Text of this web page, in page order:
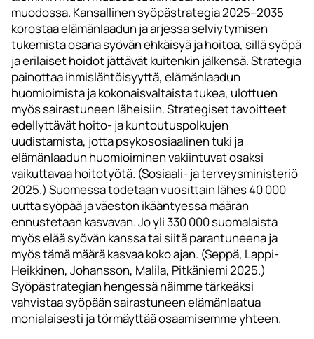
muodossa. Kansallinen syöpästrategia 2025–2035
korostaa elämänlaadun ja arjessa selviytymisen
tukemista osana syövän ehkäisyä ja hoitoa, sillä syöpä
ja erilaiset hoidot jättävät kuitenkin jälkensä. Strategia
painottaa ihmislähtöisyyttä, elämänlaadun
huomioimista ja kokonaisvaltaista tukea, ulottuen
myös sairastuneen läheisiin. Strategiset tavoitteet
edellyttävät hoito- ja kuntoutuspolkujen
uudistamista, jotta psykososiaalinen tuki ja
elämänlaadun huomioiminen vakiintuvat osaksi
vaikuttavaa hoitotyötä. (Sosiaali- ja terveysministeriö
2025.) Suomessa todetaan vuosittain lähes 40 000
uutta syöpää ja väestön ikääntyessä määrän
ennustetaan kasvavan. Jo yli 330 000 suomalaista
myös elää syövän kanssa tai siitä parantuneena ja
myös tämä määrä kasvaa koko ajan. (Seppä, Lappi-
Heikkinen, Johansson, Malila, Pitkäniemi 2025.)
Syöpästrategian hengessä näimme tärkeäksi
vahvistaa syöpään sairastuneen elämänlaatua
monialaisesti ja törmäyttää osaamisemme yhteen.